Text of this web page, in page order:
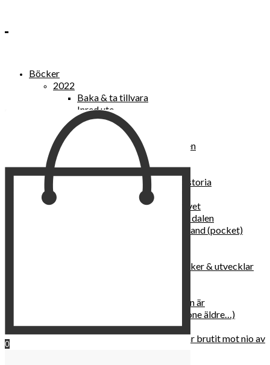
Böcker
2022
Baka & ta tillvara
Inred ute
Power Women
2021
Kvinnan som lekte med elden
“Vi vill nytt, vi begär plats”
Sånger vid avgrunden
Vattenvarelser : en kulturhistoria
Sannas fastebok
Happy skin : ung hud hela livet
Det lilla pensionatet i gröna dalen
I trygghetsnarkomanernas land (pocket)
Self Love – hur du läker, stärker & utvecklar
Hur du blir parisisk var du än är
Äldre och klokare (åtminstone äldre…)
Häxans kokbok
Gud gav oss tio bud – jag har brutit mot nio av
0